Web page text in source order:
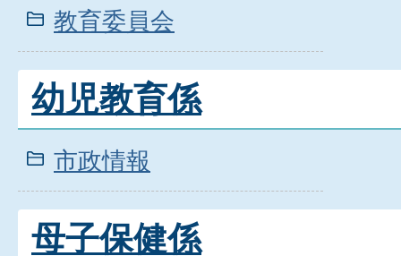
教育委員会
幼児教育係
市政情報
母子保健係